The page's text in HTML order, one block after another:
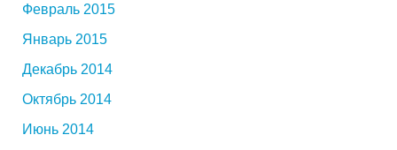
Февраль 2015
Январь 2015
Декабрь 2014
Октябрь 2014
Июнь 2014